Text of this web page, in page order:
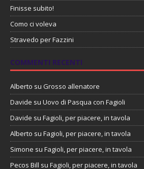
Finisse subito!
Como ci voleva
Stravedo per Fazzini
COMMENTI RECENTI
Alberto su Grosso allenatore
Davide su Uovo di Pasqua con Fagioli
Davide su Fagioli, per piacere, in tavola
Alberto su Fagioli, per piacere, in tavola
Simone su Fagioli, per piacere, in tavola
Pecos Bill su Fagioli, per piacere, in tavola